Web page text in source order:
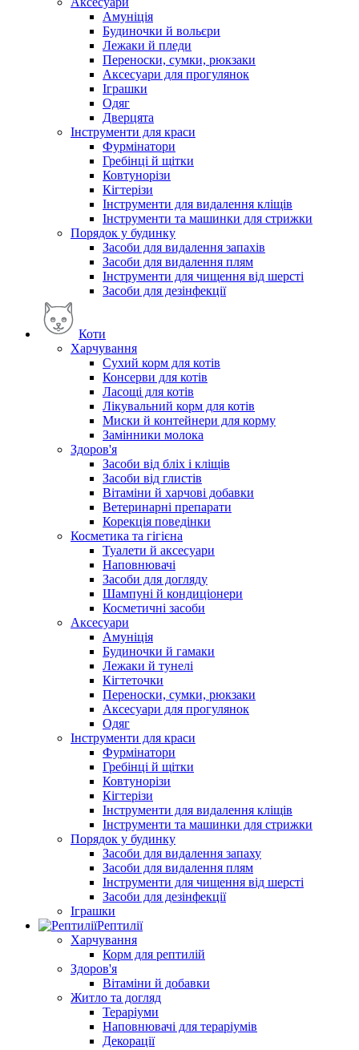
Амуніція
Будиночки й вольєри
Лежаки й пледи
Переноски, сумки, рюкзаки
Аксесуари для прогулянок
Іграшки
Одяг
Дверцята
Інструменти для краси
Фурмінатори
Гребінці й щітки
Ковтунорізи
Кігтерізи
Інструменти для видалення кліщів
Інструменти та машинки для стрижки
Порядок у будинку
Засоби для видалення запахів
Засоби для видалення плям
Інструменти для чищення від шерсті
Засоби для дезінфекції
Коти
Харчування
Сухий корм для котів
Консерви для котів
Ласощі для котів
Лікувальний корм для котів
Миски й контейнери для корму
Замінники молока
Здоров'я
Засоби від бліх і кліщів
Засоби від глистів
Вітаміни й харчові добавки
Ветеринарні препарати
Корекція поведінки
Косметика та гігієна
Туалети й аксесуари
Наповнювачі
Засоби для догляду
Шампуні й кондиціонери
Косметичні засоби
Аксесуари
Амуніція
Будиночки й гамаки
Лежаки й тунелі
Кігтеточки
Переноски, сумки, рюкзаки
Аксесуари для прогулянок
Одяг
Інструменти для краси
Фурмінатори
Гребінці й щітки
Ковтунорізи
Кігтерізи
Інструменти для видалення кліщів
Інструменти та машинки для стрижки
Порядок у будинку
Засоби для видалення запаху
Засоби для видалення плям
Інструменти для чищення від шерсті
Засоби для дезінфекції
Іграшки
Рептилії
Харчування
Корм для рептилій
Здоров'я
Вітаміни й добавки
Житло та догляд
Тераріуми
Наповнювачі для тераріумів
Декорації